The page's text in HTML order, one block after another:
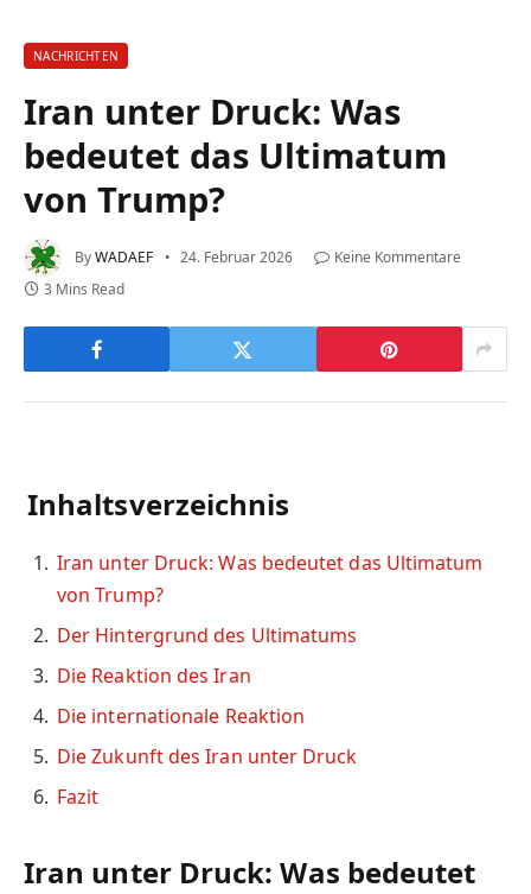
NACHRICHTEN
Iran unter Druck: Was
bedeutet das Ultimatum
von Trump?
ByWADAEF 24. Februar 2026
Keine Kommentare
3 Mins Read
Inhaltsverzeichnis
Iran unter Druck: Was bedeutet das Ultimatum
von Trump?
Der Hintergrund des Ultimatums
Die Reaktion des Iran
Die internationale Reaktion
Die Zukunft des Iran unter Druck
Fazit
Iran unter Druck: Was bedeutet